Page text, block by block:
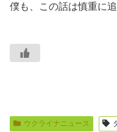
僕も、この話は慎重に
ウクライナニュース